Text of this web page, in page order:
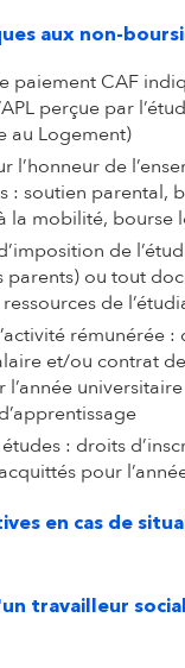
aux non-
paiement CAF
perçue par
au Logement)
l’honneur de
: soutien parental,
la mobilité, bourse
de
parents) ou tout
de
rémunérée :
et/ou contrat
: droits
pour
en cas de
travailleur